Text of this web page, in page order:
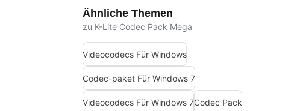
Ähnliche Themen
zu K-Lite Codec Pack Mega
Videocodecs Für Windows
Codec-paket Für Windows 7
Videocodecs Für Windows 7Codec Pack